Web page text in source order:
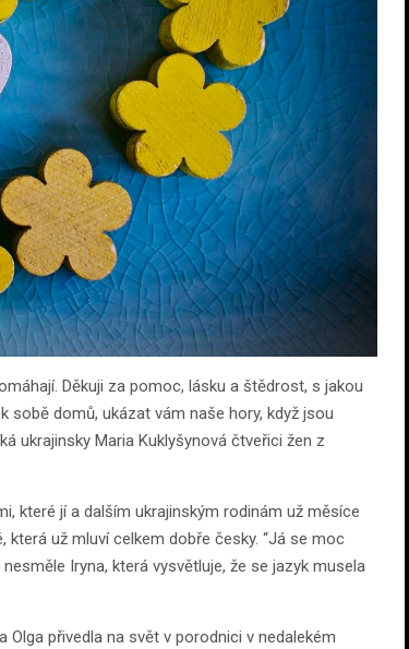
Děkuji za pomoc, lásku a štědrost, s jakou
sobě domů, ukázat vám naše hory, když jsou
ukrajinsky Maria Kuklyšynová čtveřici žen z
které jí a dalším ukrajinským rodinám už měsíce
která už mluví celkem dobře česky. “Já se moc
Iryna, která vysvětluje, že se jazyk musela
přivedla na svět v porodnici v nedalekém